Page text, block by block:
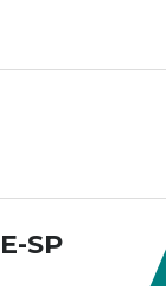
SP